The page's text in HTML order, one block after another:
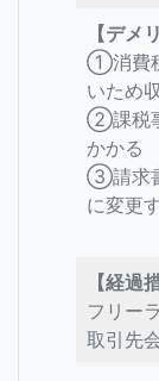
【デメ
①消費
いため
➁課税
かかる
③請求
に変更
【経過
フリー
取引先